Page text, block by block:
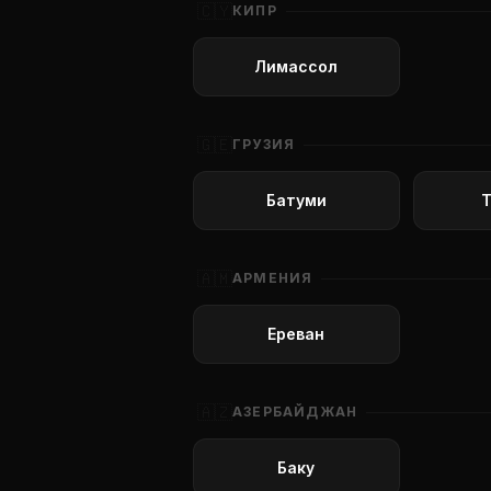
КИПР
Лимассол
ГРУЗИЯ
Батуми
АРМЕНИЯ
Ереван
АЗЕРБАЙДЖАН
Баку